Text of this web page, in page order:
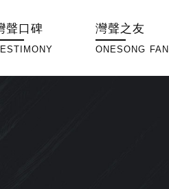
聲口碑 灣聲之友
ONESONG